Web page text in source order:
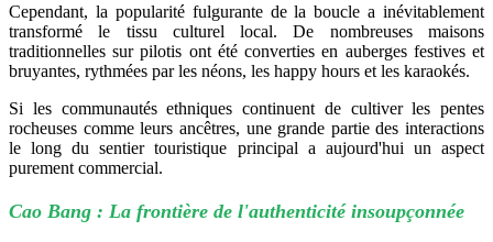
Cependant, la popularité fulgurante de la boucle a inévitablement
transformé le tissu culturel local. De nombreuses maisons
traditionnelles sur pilotis ont été converties en auberges festives et
bruyantes, rythmées par les néons, les happy hours et les karaokés.
Si les communautés ethniques continuent de cultiver les pentes
rocheuses comme leurs ancêtres, une grande partie des interactions
le long du sentier touristique principal a aujourd'hui un aspect
purement commercial.
Cao Bang : La frontière de l'authenticité insoupçonnée